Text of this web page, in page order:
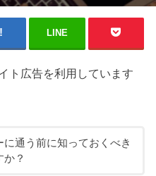
LINE
ト広告を利用しています
に通う前に知っておくべき
か？